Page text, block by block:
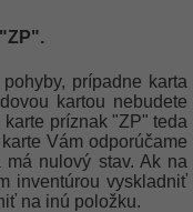
prípadne karta
kartou nebudete
príznak "ZP" teda
Vám odporúčame
nulový stav. Ak na
inventúrou vyskladniť
na inú položku.